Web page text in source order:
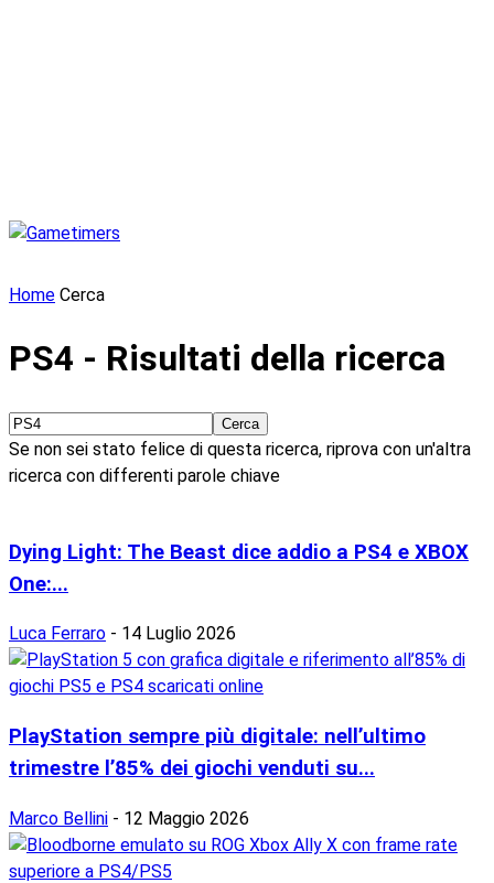
Home Cerca
PS4 - Risultati della ricerca
Se non sei stato felice di questa ricerca, riprova con un'altra
ricerca con differenti parole chiave
Dying Light: The Beast dice addio a PS4 e XBOX
One:...
Luca Ferraro - 14 Luglio 2026
PlayStation sempre più digitale: nell’ultimo
trimestre l’85% dei giochi venduti su...
Marco Bellini - 12 Maggio 2026